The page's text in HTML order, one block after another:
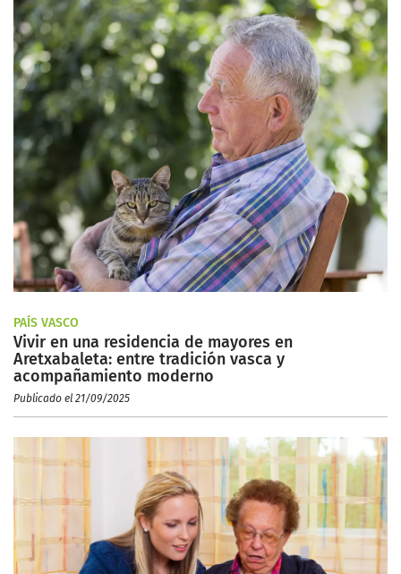
PAÍS VASCO
Vivir en una residencia de mayores en
Aretxabaleta: entre tradición vasca y
acompañamiento moderno
Publicado el 21/09/2025